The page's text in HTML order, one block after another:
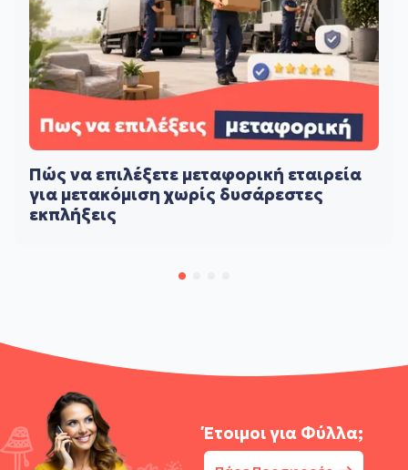
Πώς να επιλέξετε μεταφορική εταιρεία
για μετακόμιση χωρίς δυσάρεστες
εκπλήξεις
Έτοιμοι για Φύλλα;